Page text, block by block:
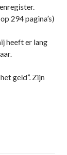
294 pagina’s)
heeft er lang
geld”. Zijn